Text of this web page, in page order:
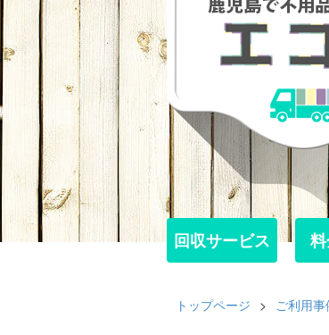
回収サービス
回収サービス
トップページ > ご利用事